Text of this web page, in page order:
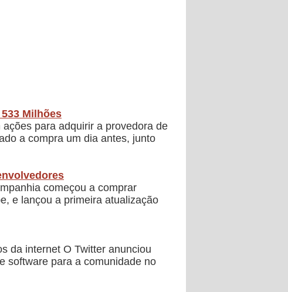
Milhões
para adquirir a provedora de
a compra um dia antes, junto
começou a comprar
e lançou a primeira atualização
da internet O Twitter anunciou
software para a comunidade no